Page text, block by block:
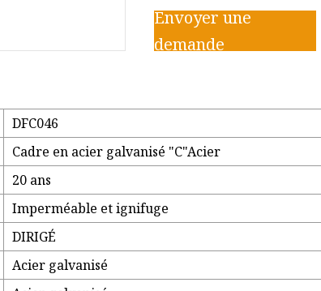
Envoyer une
demande
DFC046
Cadre en acier galvanisé "C"Acier
20 ans
Imperméable et ignifuge
DIRIGÉ
Acier galvanisé